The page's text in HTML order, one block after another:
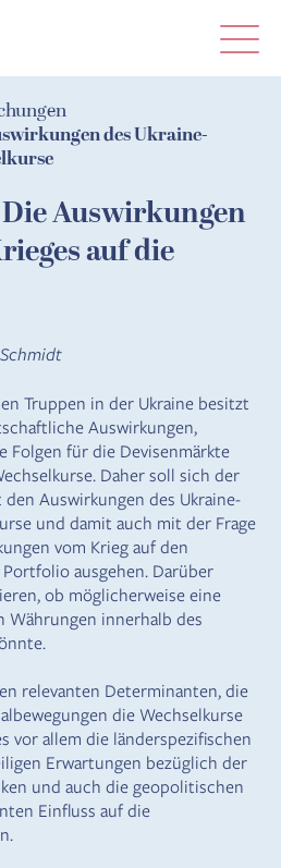
— Freude an Vermögen, Family
des Ukraine-
Auswirkungen
auf die
Truppen in der Ukraine besitzt
Auswirkungen,
Folgen für die Devisenmärkte
Daher soll sich der
Auswirkungen des Ukraine-
und damit auch mit der Frage
vom Krieg auf den
ausgehen. Darüber
ob möglicherweise eine
Währungen innerhalb des
relevanten Determinanten, die
die Wechselkurse
vor allem die länderspezifischen
Erwartungen bezüglich der
und auch die geopolitischen
Einfluss auf die